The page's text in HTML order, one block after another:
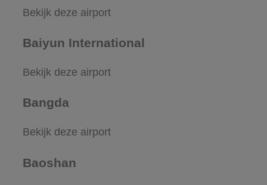
Bekijk deze airport
Baiyun International
Bekijk deze airport
Bangda
Bekijk deze airport
Baoshan